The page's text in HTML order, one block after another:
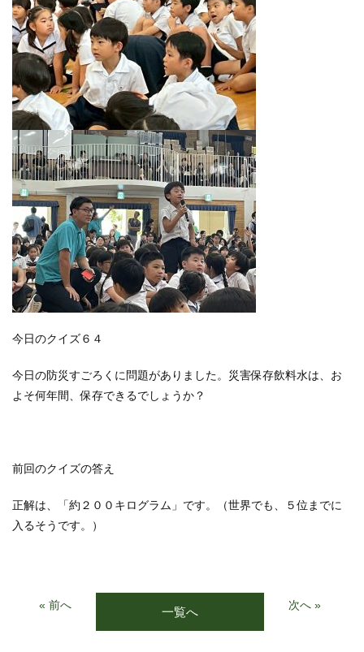
今日のクイズ６４
今日の防災すごろくに問題がありました。災害保存飲料水は、お
よそ何年間、保存できるでしょうか？
前回のクイズの答え
正解は、「約２００キログラム」です。（世界でも、５位までに
入るそうです。）
« 前へ 一覧へ 次へ »